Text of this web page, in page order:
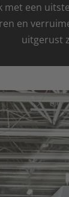
een
en
uitgerust